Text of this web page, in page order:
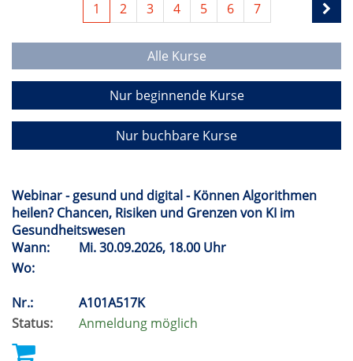
1 2 3 4 5 6 7
Alle Kurse
Nur beginnende Kurse
Nur buchbare Kurse
Webinar - gesund und digital - Können Algorithmen
heilen? Chancen, Risiken und Grenzen von KI im
Gesundheitswesen
Wann:
Mi.30.09.2026, 18.00 Uhr
Wo:
Nr.:
A101A517K
Status:
Anmeldung möglich